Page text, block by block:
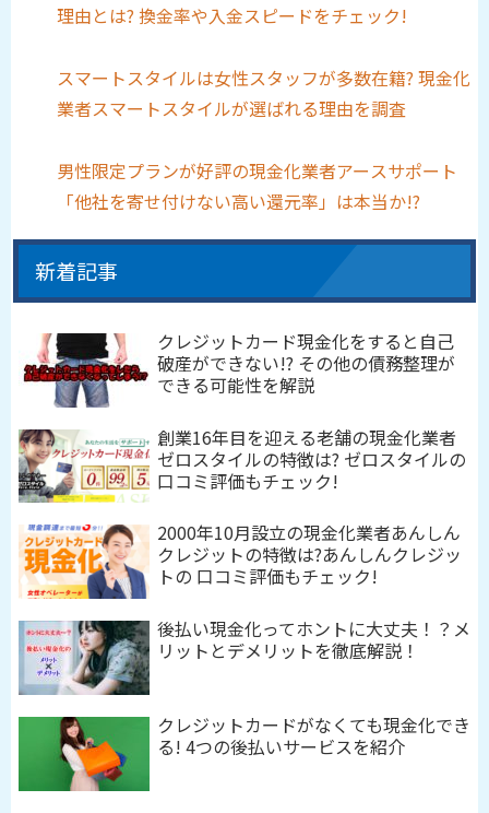
理由とは? 換金率や入金スピードをチェック!
スマートスタイルは女性スタッフが多数在籍? 現金化
業者スマートスタイルが選ばれる理由を調査
男性限定プランが好評の現金化業者アースサポート
「他社を寄せ付けない高い還元率」は本当か!?
新着記事
クレジットカード現金化をすると自己
破産ができない!? その他の債務整理が
できる可能性を解説
創業16年目を迎える老舗の現金化業者
ゼロスタイルの特徴は? ゼロスタイルの
口コミ評価もチェック!
2000年10月設立の現金化業者あんしん
クレジットの特徴は?あんしんクレジッ
トの 口コミ評価もチェック!
後払い現金化ってホントに大丈夫！？メ
リットとデメリットを徹底解説！
クレジットカードがなくても現金化でき
る! 4つの後払いサービスを紹介